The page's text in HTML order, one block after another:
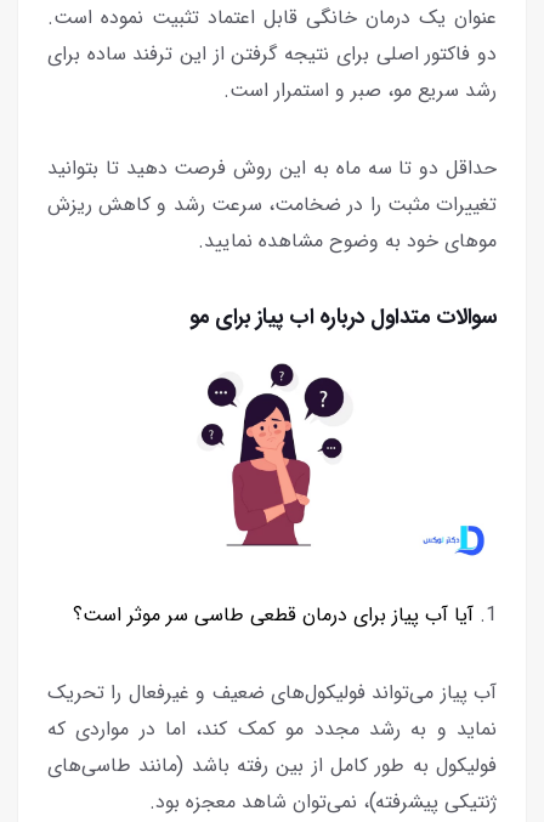
عنوان یک درمان خانگی قابل اعتماد تثبیت نموده است.
دو فاکتور اصلی برای نتیجه گرفتن از این ترفند ساده برای
رشد سریع مو، صبر و استمرار است.
حداقل دو تا سه ماه به این روش فرصت دهید تا بتوانید
تغییرات مثبت را در ضخامت، سرعت رشد و کاهش ریزش
موهای خود به وضوح مشاهده نمایید.
سوالات متداول درباره اب پیاز برای مو
1. آیا آب پیاز برای درمان قطعی طاسی سر موثر است؟
آب پیاز می‌تواند فولیکول‌های ضعیف و غیرفعال را تحریک
نماید و به رشد مجدد مو کمک کند، اما در مواردی که
فولیکول به طور کامل از بین رفته باشد (مانند طاسی‌های
ژنتیکی پیشرفته)، نمی‌توان شاهد معجزه بود.